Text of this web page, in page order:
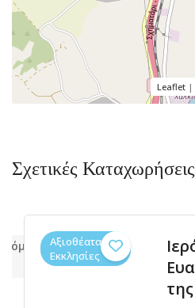
Leaflet |
Σχετικές Καταχωρήσεις
Αξιοθέατα,
Εκκλησίες